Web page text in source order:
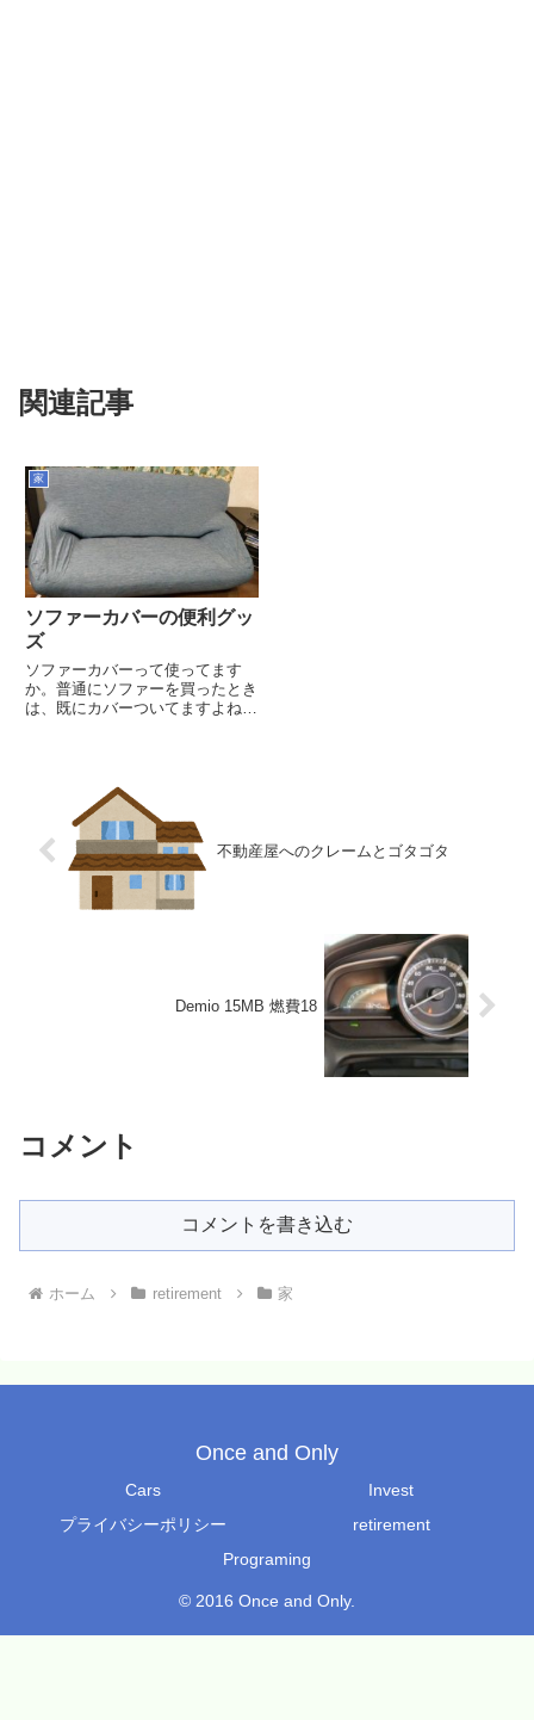
関連記事
家
ソファーカバーの便利グッ
ズ
ソファーカバーって使ってます
か。普通にソファーを買ったとき
は、既にカバーついてますよね。
いそうだったのでカバーをかける
ことにしました。で、困ったのが
不動産屋へのクレームとゴタゴタ
Demio 15MB 燃費18
コメント
コメントを書き込む
ホーム retirement 家
Once and Only
Cars
Invest
プライバシーポリシー
retirement
Programing
© 2016 Once and Only.